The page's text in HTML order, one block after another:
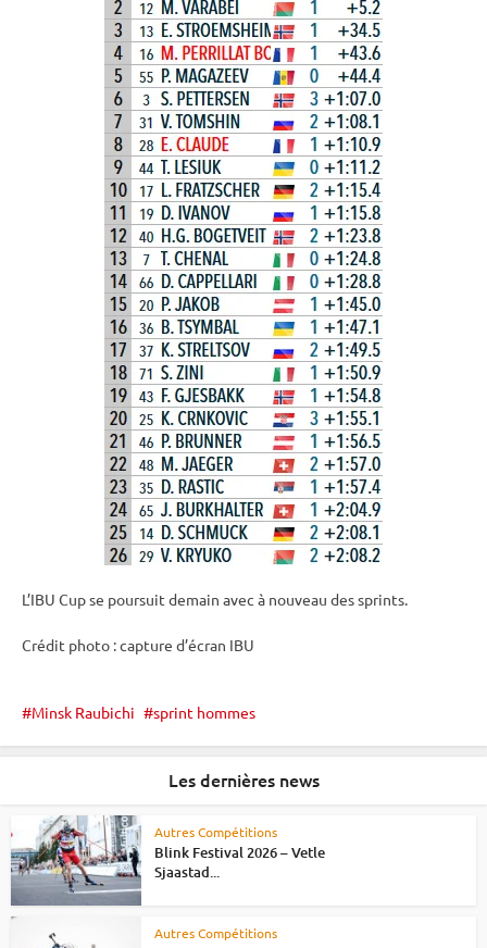
L’IBU Cupse poursuit demain avec à nouveau des sprints.
Crédit photo : capture d’écran IBU
Minsk Raubichi sprint hommes
Les dernières news
Autres Compétitions
Blink Festival 2026 – Vetle
Sjaastad...
Autres Compétitions